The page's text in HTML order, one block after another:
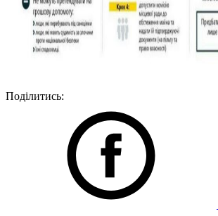
Поділитись: